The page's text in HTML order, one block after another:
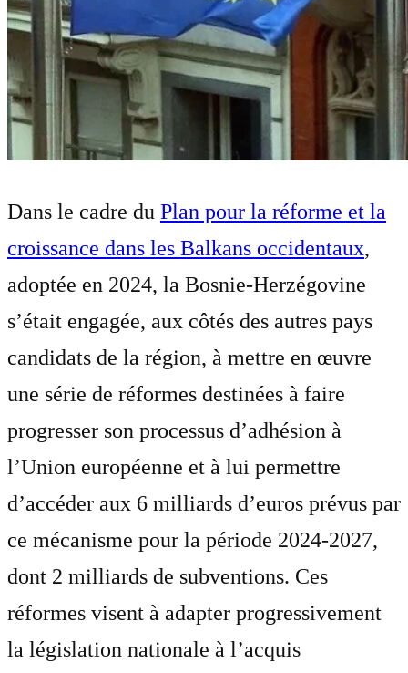
Dans le cadre du Plan pour la réforme et la
croissance dans les Balkans occidentaux,
adoptée en 2024, la Bosnie-Herzégovine
s’était engagée, aux côtés des autres pays
candidats de la région, à mettre en œuvre
une série de réformes destinées à faire
progresser son processus d’adhésion à
l’Union européenne et à lui permettre
d’accéder aux 6 milliards d’euros prévus par
ce mécanisme pour la période 2024-2027,
dont 2 milliards de subventions. Ces
réformes visent à adapter progressivement
la législation nationale à l’acquis